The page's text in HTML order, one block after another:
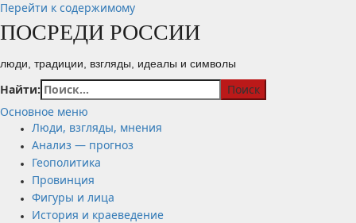
Перейти к содержимому
ПОСРЕДИ РОССИИ
люди, традиции, взгляды, идеалы и символы
Найти:
Основное меню
Люди, взгляды, мнения
Анализ — прогноз
Геополитика
Провинция
Фигуры и лица
История и краеведение